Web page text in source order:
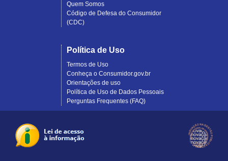
Quem Somos
Código de Defesa do Consumidor
(CDC)
Política de Uso
Termos de Uso
Conheça o Consumidor.gov.br
Orientações de uso
Política de Uso de Dados Pessoais
Perguntas Frequentes (FAQ)